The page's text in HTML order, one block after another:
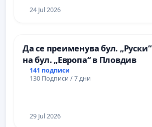
24 Jul 2026
Да се преименува бул. „Руски“
на бул. „Европа“ в Пловдив
141 подписи
130 Подписи / 7 дни
29 Jul 2026